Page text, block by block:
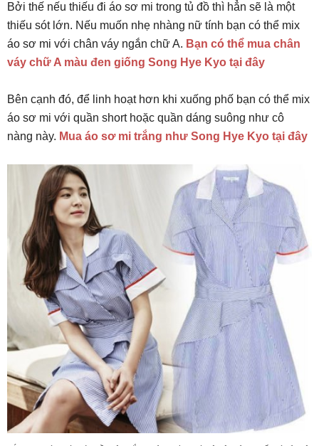
Bởi thế nếu thiếu đi áo sơ mi trong tủ đồ thì hẳn sẽ là một
thiếu sót lớn. Nếu muốn nhẹ nhàng nữ tính bạn có thể mix
áo sơ mi với chân váy ngắn chữ A. Bạn có thể mua chân
váy chữ A màu đen giống Song Hye Kyo tại đây
Bên cạnh đó, để linh hoạt hơn khi xuống phố bạn có thể mix
áo sơ mi với quần short hoặc quần dáng suông như cô
nàng này. Mua áo sơ mi trắng như Song Hye Kyo tại đây